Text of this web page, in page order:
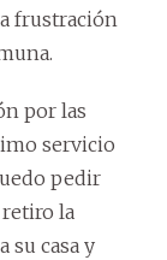
frustración
por las
servicio
pedir
retiro la
su casa y